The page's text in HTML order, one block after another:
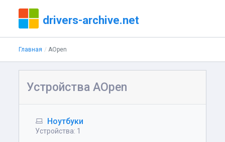
drivers-archive.net
Главная AOpen
Устройства AOpen
Ноутбуки
Устройства: 1